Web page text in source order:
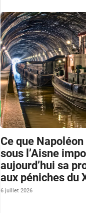
Ce que
sous l’Aisne
aujourd’hui sa
aux péniches du
6 juillet 2026